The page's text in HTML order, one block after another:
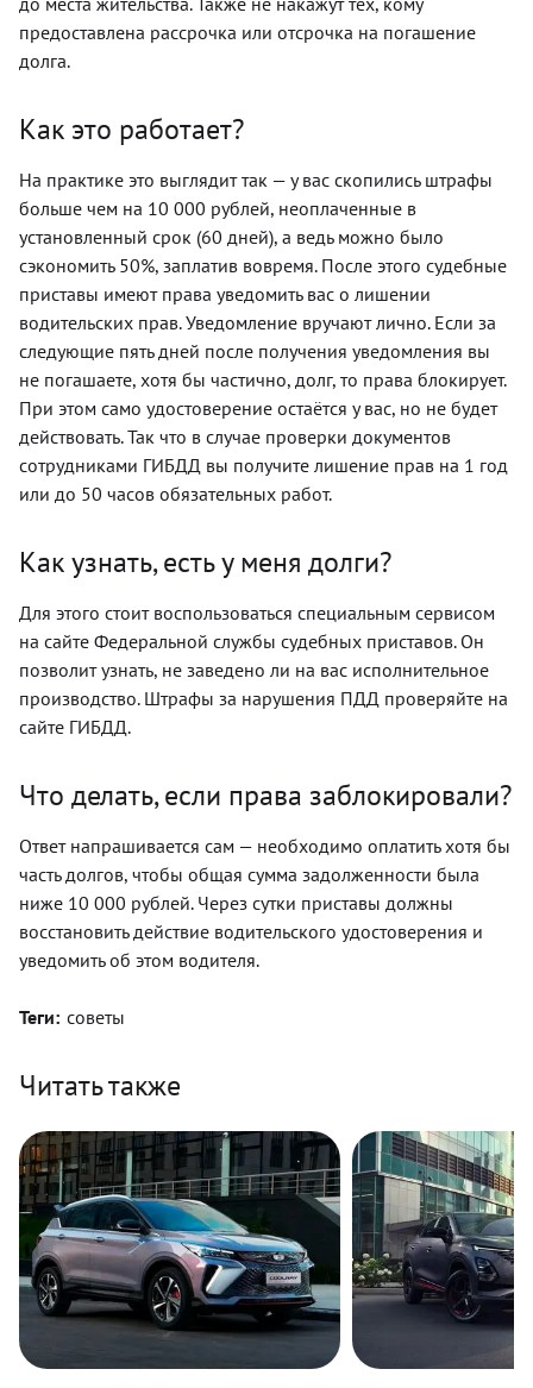
предоставлена рассрочка или отсрочка на погашение
долга.
Как это работает?
На практике это выглядит так — у вас скопились штрафы
больше чем на 10 000 рублей, неоплаченные в
установленный срок (60 дней), а ведь можно было
сэкономить 50%, заплатив вовремя. После этого судебные
приставы имеют права уведомить вас о лишении
водительских прав. Уведомление вручают лично. Если за
следующие пять дней после получения уведомления вы
не погашаете, хотя бы частично, долг, то права блокирует.
При этом само удостоверение остаётся у вас, но не будет
действовать. Так что в случае проверки документов
сотрудниками ГИБДД вы получите лишение прав на 1 год
или до 50 часов обязательных работ.
Как узнать, есть у меня долги?
Для этого стоит воспользоваться специальным сервисом
на сайте Федеральной службы судебных приставов. Он
позволит узнать, не заведено ли на вас исполнительное
производство. Штрафы за нарушения ПДД проверяйте на
сайте ГИБДД.
Что делать, если права заблокировали?
Ответ напрашивается сам — необходимо оплатить хотя бы
часть долгов, чтобы общая сумма задолженности была
ниже 10 000 рублей. Через сутки приставы должны
восстановить действие водительского удостоверения и
уведомить об этом водителя.
Теги: советы
Читать также